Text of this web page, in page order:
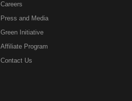
Careers
Press and Media
Green Initiative
Affiliate Program
Contact Us